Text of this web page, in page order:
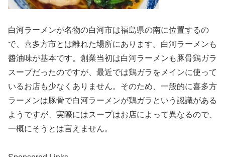
白河ラーメンが名物の白河市は福島県の南に位置するの
で、喜多方市とは離れた場所にあります。白河ラーメンも
醬油味が基本です。創業当初は白河ラーメンも豚骨鶏ガラ
スープだったのですが、最近では鶏ガラをメインに使って
いるお店も少なくありません。そのため、一般的に喜多方
ラーメンは豚骨で白河ラーメンが鶏ガラという認識がある
ようですが、実際にはスープはお店によって異なるので、
一概にそうとは言えません。